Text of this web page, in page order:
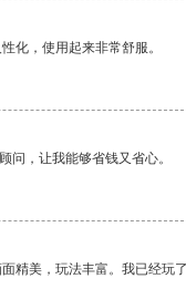
化，使用起来非常舒服。
问，让我能够省钱又省心。
精美，玩法丰富。我已经玩